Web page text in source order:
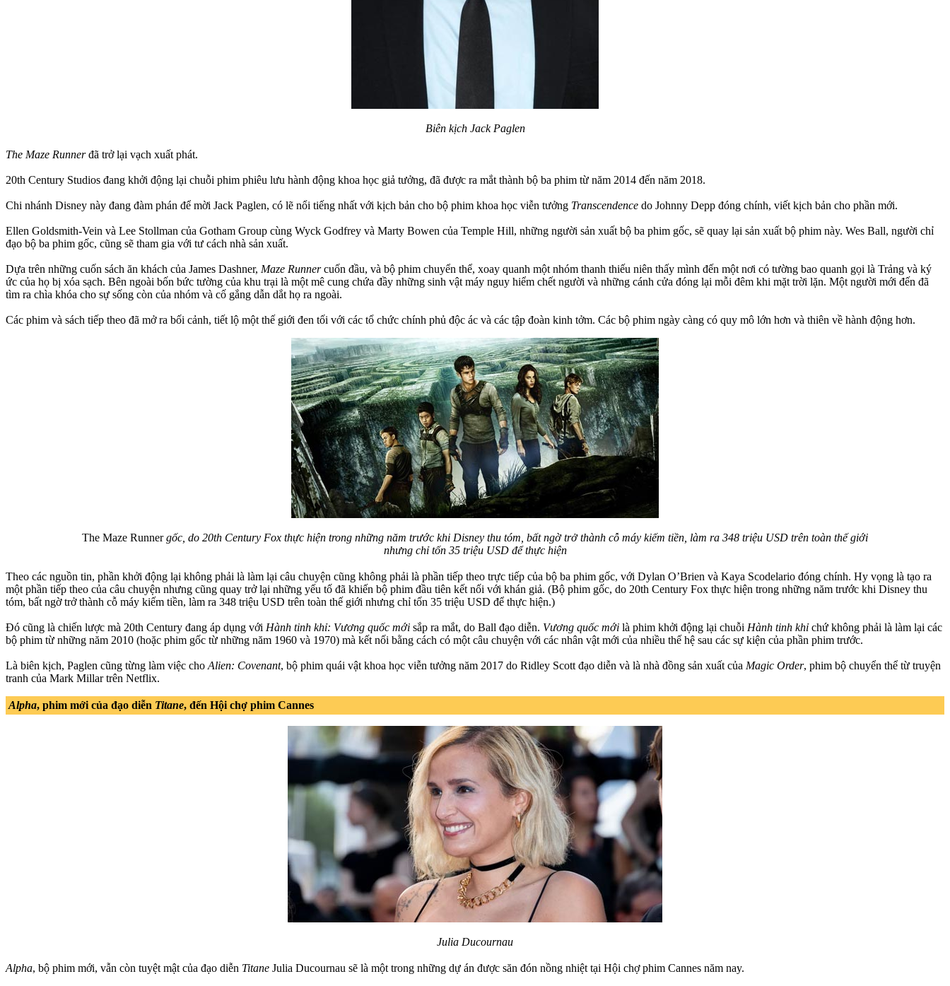
Biên kịch Jack Paglen
The Maze Runnerđã trở lại vạch xuất phát.
20th Century Studios đang khởi động lại chuỗi phim phiêu lưu hành động khoa học giả tưởng, đã được ra mắt thành bộ ba phim từ năm 2014 đến năm 2018.
Chi nhánh Disney này đang đàm phán để mời Jack Paglen, có lẽ nổi tiếng nhất với kịch bản cho bộ phim khoa học viễn tưởng Transcendence do Johnny Depp đóng chính, viết kịch bản cho phần mới.
Ellen Goldsmith-Vein và Lee Stollman của Gotham Group cùng Wyck Godfrey và Marty Bowen của Temple Hill, những người sản xuất bộ ba phim gốc, sẽ quay lại sản xuất bộ phim này. Wes Ball, người chỉ
đạo bộ ba phim gốc, cũng sẽ tham gia với tư cách nhà sản xuất.
Dựa trên những cuốn sách ăn khách của James Dashner, Maze Runnercuốn đầu, và bộ phim chuyển thể, xoay quanh một nhóm thanh thiếu niên thấy mình đến một nơi có tường bao quanh gọi là Trảng và ký
ức của họ bị xóa sạch. Bên ngoài bốn bức tường của khu trại là một mê cung chứa đầy những sinh vật máy nguy hiểm chết người và những cánh cửa đóng lại mỗi đêm khi mặt trời lặn. Một người mới đến đã
tìm ra chìa khóa cho sự sống còn của nhóm và cố gắng dẫn dắt họ ra ngoài.
Các phim và sách tiếp theo đã mở ra bối cảnh, tiết lộ một thế giới đen tối với các tổ chức chính phủ độc ác và các tập đoàn kinh tởm. Các bộ phim ngày càng có quy mô lớn hơn và thiên về hành động hơn.
The Maze Runnergốc, do 20th Century Fox thực hiện trong những năm trước khi Disney thu tóm, bất ngờ trở thành cỗ máy kiếm tiền, làm ra 348 triệu USD trên toàn thế giới
nhưng chỉ tốn 35 triệu USD để thực hiện
Theo các nguồn tin, phần khởi động lại không phải là làm lại câu chuyện cũng không phải là phần tiếp theo trực tiếp của bộ ba phim gốc, với Dylan O’Brien và Kaya Scodelario đóng chính. Hy vọng là tạo ra
một phần tiếp theo của câu chuyện nhưng cũng quay trở lại những yếu tố đã khiến bộ phim đầu tiên kết nối với khán giả. (Bộ phim gốc, do 20th Century Fox thực hiện trong những năm trước khi Disney thu
tóm, bất ngờ trở thành cỗ máy kiếm tiền, làm ra 348 triệu USD trên toàn thế giới nhưng chỉ tốn 35 triệu USD để thực hiện.)
Đó cũng là chiến lược mà 20th Century đang áp dụng với Hành tinh khỉ: Vương quốc mới sắp ra mắt, do Ball đạo diễn. Vương quốc mới là phim khởi động lại chuỗi Hành tinh khỉchứ không phải là làm lại các
bộ phim từ những năm 2010 (hoặc phim gốc từ những năm 1960 và 1970) mà kết nối bằng cách có một câu chuyện với các nhân vật mới của nhiều thế hệ sau các sự kiện của phần phim trước.
Là biên kịch, Paglen cũng từng làm việc cho Alien: Covenant, bộ phim quái vật khoa học viễn tưởng năm 2017 do Ridley Scott đạo diễn và là nhà đồng sản xuất của Magic Order, phim bộ chuyển thể từ truyện
tranh của Mark Millar trên Netflix.
Alpha, phim mới của đạo diễn Titane, đến Hội chợ phim Cannes
Julia Ducournau
Alpha, bộ phim mới, vẫn còn tuyệt mật của đạo diễn Titane Julia Ducournau sẽ là một trong những dự án được săn đón nồng nhiệt tại Hội chợ phim Cannes năm nay.